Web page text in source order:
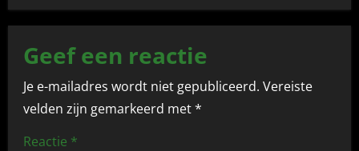
Geef een reactie
Je e-mailadres wordt niet gepubliceerd. Vereiste
velden zijn gemarkeerd met*
Reactie *